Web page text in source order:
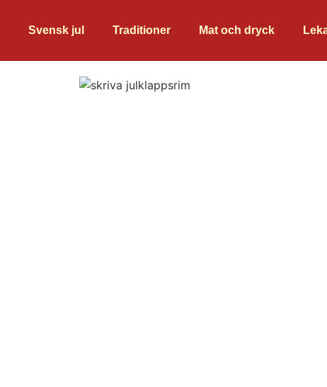
Svensk jul Traditioner Mat och dryck